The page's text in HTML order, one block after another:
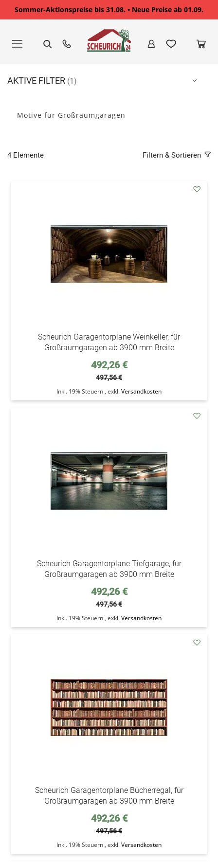
Sommer-Aktionspreise bis 31.08. • Neue Preise ab 01.09.
springen
Motive für Großraumgaragen
4 Elemente Filtern & Sortieren
Scheurich Garagentorplane Weinkeller, für
Großraumgaragen ab 3900 mm Breite
Sonderpreis
492,26 €
497,56 €
Inkl. 19% Steuern , exkl.Versandkosten
Scheurich Garagentorplane Tiefgarage, für
Großraumgaragen ab 3900 mm Breite
Sonderpreis
492,26 €
497,56 €
Inkl. 19% Steuern , exkl.Versandkosten
Scheurich Garagentorplane Bücherregal, für
Großraumgaragen ab 3900 mm Breite
Sonderpreis
492,26 €
497,56 €
Inkl. 19% Steuern , exkl.Versandkosten
AKTIVE FILTER